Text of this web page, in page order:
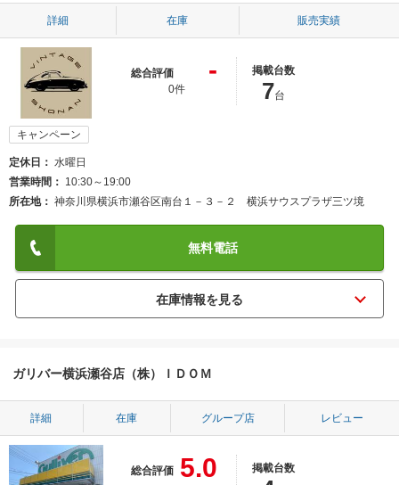
詳細 在庫 販売実績
総合評価 -
0件
掲載台数
7台
キャンペーン
定休日
水曜日
営業時間
10:30～19:00
所在地
神奈川県横浜市瀬谷区南台１－３－２ 横浜サウスプラザ三ツ境
無料電話
ガリバー横浜瀬谷店（株）ＩＤＯＭ
詳細 在庫 グループ店 レビュー
総合評価 5.0 掲載台数